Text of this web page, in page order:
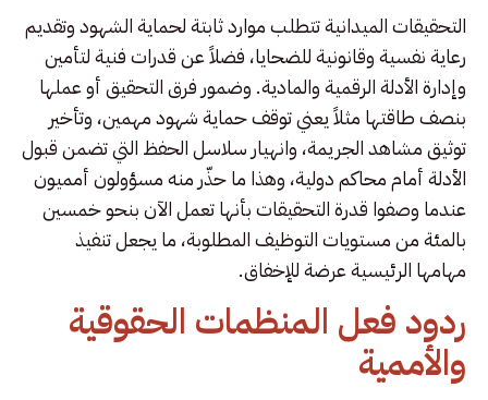
التحقيقات الميدانية تتطلب موارد ثابتة لحماية الشهود وتقديم
رعاية نفسية وقانونية للضحايا، فضلاً عن قدرات فنية لتأمين
وإدارة الأدلة الرقمية والمادية. وضمور فرق التحقيق أو عملها
بنصف طاقتها مثلاً يعني توقف حماية شهود مهمين، وتأخير
توثيق مشاهد الجريمة، وانهيار سلاسل الحفظ التي تضمن قبول
الأدلة أمام محاكم دولية، وهذا ما حذّر منه مسؤولون أمميون
عندما وصفوا قدرة التحقيقات بأنها تعمل الآن بنحو خمسين
بالمئة من مستويات التوظيف المطلوبة، ما يجعل تنفيذ
مهامها الرئيسية عرضة للإخفاق.
ردود فعل المنظمات الحقوقية
والأممية